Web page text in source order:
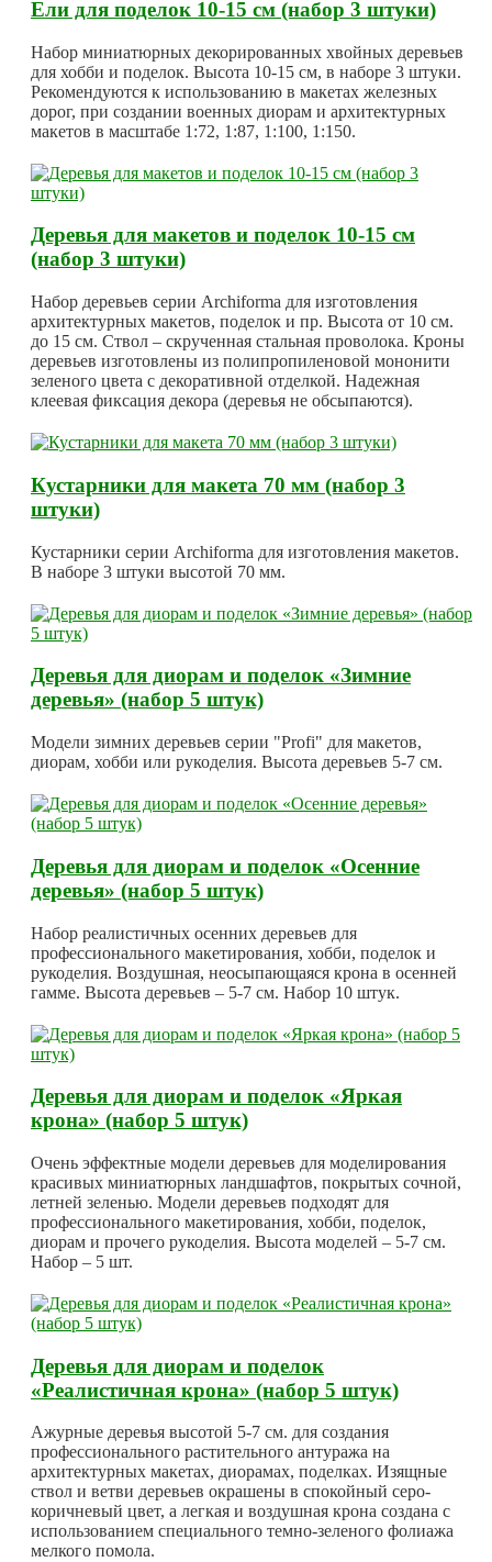
Ели для поделок 10-15 см (набор 3 штуки)
Набор миниатюрных декорированных хвойных деревьев
для хобби и поделок. Высота 10-15 см, в наборе 3 штуки.
Рекомендуются к использованию в макетах железных
дорог, при создании военных диорам и архитектурных
макетов в масштабе 1:72, 1:87, 1:100, 1:150.
Деревья для макетов и поделок 10-15 см
(набор 3 штуки)
Набор деревьев серии Archiforma для изготовления
архитектурных макетов, поделок и пр. Высота от 10 см.
до 15 см. Ствол – скрученная стальная проволока. Кроны
деревьев изготовлены из полипропиленовой мононити
зеленого цвета с декоративной отделкой. Надежная
клеевая фиксация декора (деревья не обсыпаются).
Кустарники для макета 70 мм (набор 3
штуки)
Кустарники серии Archiforma для изготовления макетов.
В наборе 3 штуки высотой 70 мм.
Деревья для диорам и поделок «Зимние
деревья» (набор 5 штук)
Модели зимних деревьев серии "Profi" для макетов,
диорам, хобби или рукоделия. Высота деревьев 5-7 см.
Деревья для диорам и поделок «Осенние
деревья» (набор 5 штук)
Набор реалистичных осенних деревьев для
профессионального макетирования, хобби, поделок и
рукоделия. Воздушная, неосыпающаяся крона в осенней
гамме. Высота деревьев – 5-7 см. Набор 10 штук.
Деревья для диорам и поделок «Яркая
крона» (набор 5 штук)
Очень эффектные модели деревьев для моделирования
красивых миниатюрных ландшафтов, покрытых сочной,
летней зеленью. Модели деревьев подходят для
профессионального макетирования, хобби, поделок,
диорам и прочего рукоделия. Высота моделей – 5-7 см.
Набор – 5 шт.
Деревья для диорам и поделок
«Реалистичная крона» (набор 5 штук)
Ажурные деревья высотой 5-7 см. для создания
профессионального растительного антуража на
архитектурных макетах, диорамах, поделках. Изящные
ствол и ветви деревьев окрашены в спокойный серо-
коричневый цвет, а легкая и воздушная крона создана с
использованием специального темно-зеленого фолиажа
мелкого помола.